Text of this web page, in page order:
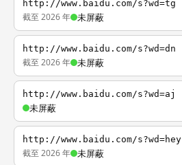
http://www.baidu.com/s?wd=tg
截至 2026 年 未屏蔽
http://www.baidu.com/s?wd=dn
截至 2026 年 未屏蔽
http://www.baidu.com/s?wd=aj
未屏蔽
http://www.baidu.com/s?wd=hey
截至 2026 年 未屏蔽